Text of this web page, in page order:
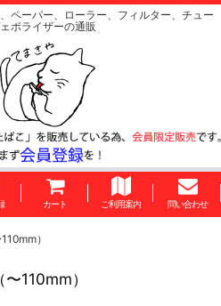
ペーパー、ローラー、フィルター、チュー
ポライザーの通販
カート ご利用案内 問い合わせ
）
110mm）